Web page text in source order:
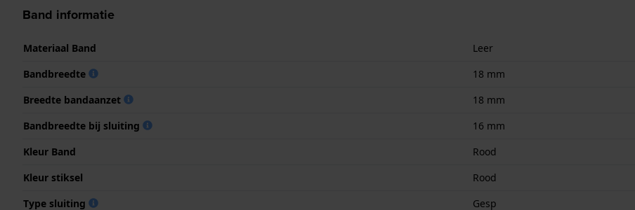
Band informatie
Materiaal Band
Leer
Bandbreedte
18 mm
Breedte bandaanzet
18 mm
Bandbreedte bij sluiting
16 mm
Kleur Band
Rood
Kleur stiksel
Rood
Type sluiting
Gesp